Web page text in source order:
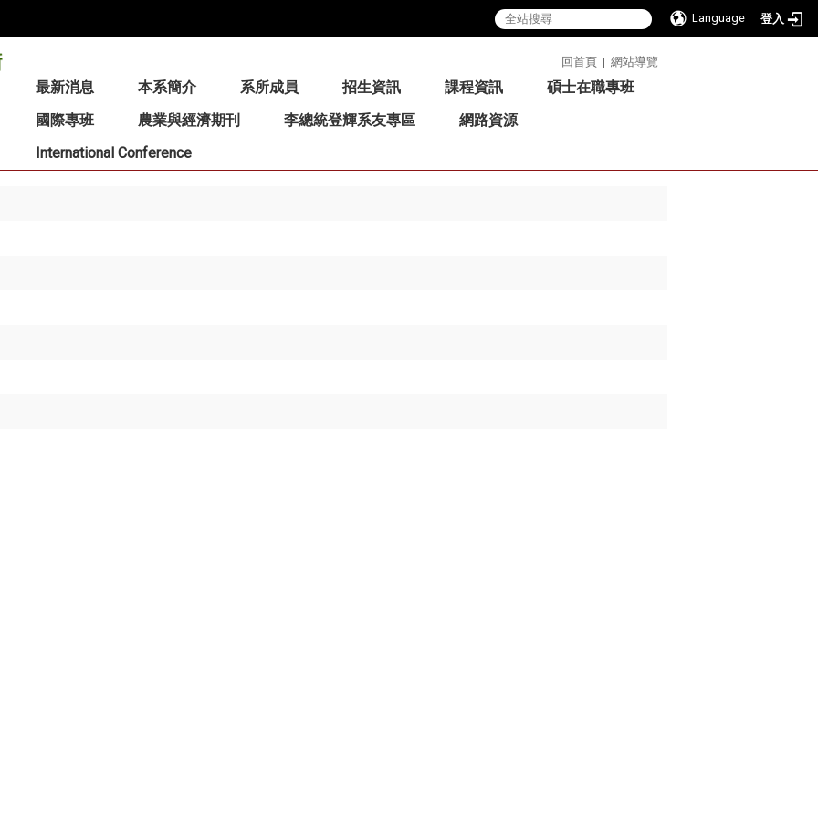
Language 登入
回首頁 | 網站導覽
最新消息 本系簡介 系所成員 招生資訊 課程資訊
碩士在職專班
國際專班
農業與經濟期刊 李總統登輝系友專區
網路資源
International Conference